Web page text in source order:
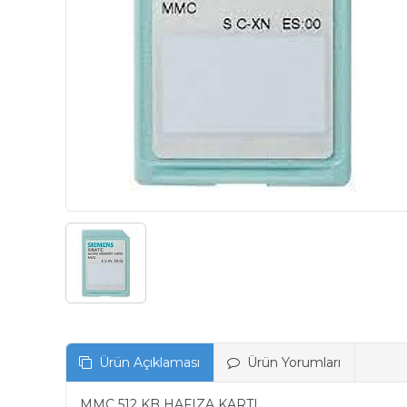
Ürün Açıklaması Ürün Yorumları